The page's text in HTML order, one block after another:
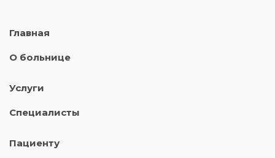
Главная
О больнице
Услуги
Специалисты
Пациенту